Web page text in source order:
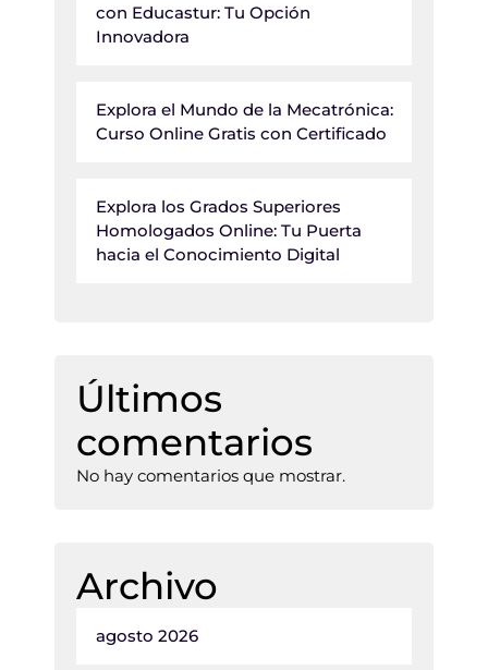
con Educastur: Tu Opción
Innovadora
Explora el Mundo de la Mecatrónica:
Curso Online Gratis con Certificado
Explora los Grados Superiores
Homologados Online: Tu Puerta
hacia el Conocimiento Digital
Últimos
comentarios
No hay comentarios que mostrar.
Archivo
agosto 2026